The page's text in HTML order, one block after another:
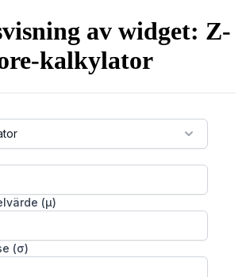
av widget: Z-
kalkylator